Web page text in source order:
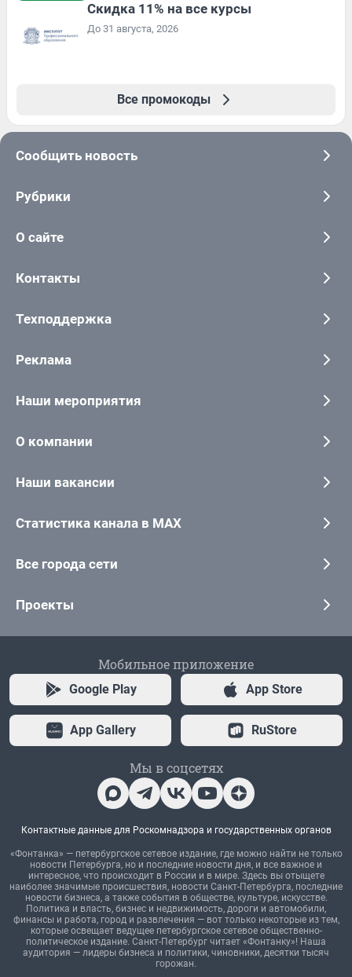
Скидка 11% на все курсы
До 31 августа, 2026
Все промокоды
Сообщить новость
Рубрики
О сайте
Контакты
Техподдержка
Реклама
Наши мероприятия
О компании
Наши вакансии
Статистика канала в MAX
Все города сети
Проекты
Мобильное приложение
Google Play App Store
App Gallery RuStore
Мы в соцсетях
Контактные данные для Роскомнадзора и государственных органов
«Фонтанка» — петербургское сетевое издание, где можно найти не только
новости Петербурга, но и последние новости дня, и все важное и
интересное, что происходит в России и в мире. Здесь вы отыщете
наиболее значимые происшествия, новости Санкт-Петербурга, последние
новости бизнеса, а также события в обществе, культуре, искусстве.
Политика и власть, бизнес и недвижимость, дороги и автомобили,
финансы и работа, город и развлечения — вот только некоторые из тем,
которые освещает ведущее петербургское сетевое общественно-
политическое издание. Санкт-Петербург читает «Фонтанку»! Наша
аудитория — лидеры бизнеса и политики, чиновники, десятки тысяч
горожан.